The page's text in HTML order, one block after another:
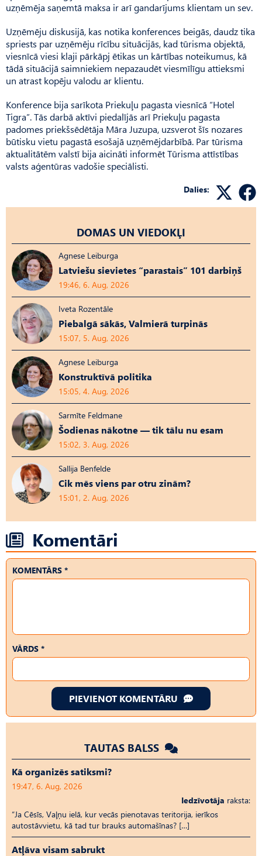
uzņēmēja saņemtā maksa ir arī gandarījums klientam un sev.
Uzņēmēju diskusijā, kas notika konferences beigās, daudz tika
spriests par uzņēmēju rīcību situācijās, kad tūrisma objektā,
viesnīcā viesi klaji pārkāpj ētikas un kārtības noteikumus, kā
tādā situācijā saimniekiem nepazaudēt viesmīlīgu attieksmi
un atrast kopēju valodu ar klientu.
Konference bija sarīkota Priekuļu pagasta viesnīcā “Hotel
Tigra”. Tās darbā aktīvi piedalījās arī Priekuļu pagasta
padomes priekšsēdētāja Māra Juzupa, uzsverot šīs nozares
būtisku vietu pagastā esošajā uzņēmējdarbībā. Par tūrisma
aktualitātēm valstī bija aicināti informēt Tūrisma attīstības
valsts aģentūras vadošie speciālisti.
Dalies:
DOMAS UN VIEDOKĻI
Agnese Leiburga
Latviešu sievietes “parastais” 101 darbiņš
19:46, 6. Aug, 2026
Iveta Rozentāle
Piebalgā sākās, Valmierā turpinās
15:07, 5. Aug, 2026
Agnese Leiburga
Konstruktīvā politika
15:05, 4. Aug, 2026
Sarmīte Feldmane
Šodienas nākotne — tik tālu nu esam
15:02, 3. Aug, 2026
Sallija Benfelde
Cik mēs viens par otru zinām?
15:01, 2. Aug, 2026
Komentāri
KOMENTĀRS *
VĀRDS *
PIEVIENOT KOMENTĀRU
TAUTAS BALSS
Kā organizēs satiksmi?
19:47, 6. Aug, 2026
Iedzīvotāja raksta:
“Ja Cēsīs, Vaļņu ielā, kur vecās pienotavas teritorija, ierīkos
autostāvvietu, kā tad tur brauks automašīnas? […]
Atļāva visam sabrukt